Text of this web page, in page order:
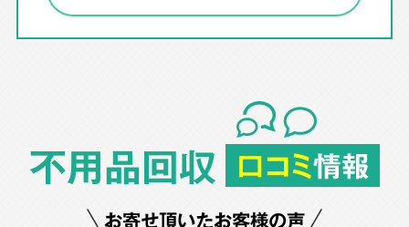
不用品回収 口コミ情報
お寄せ頂いたお客様の声